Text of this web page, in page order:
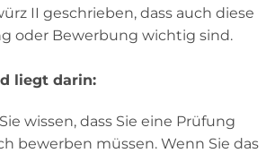
II geschrieben, dass auch diese
oder Bewerbung wichtig sind.
liegt darin:
wissen, dass Sie eine Prüfung
bewerben müssen. Wenn Sie das